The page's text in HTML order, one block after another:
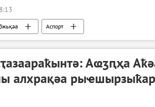
Аспорт
Аҩӡԥҳа
алхрақәа